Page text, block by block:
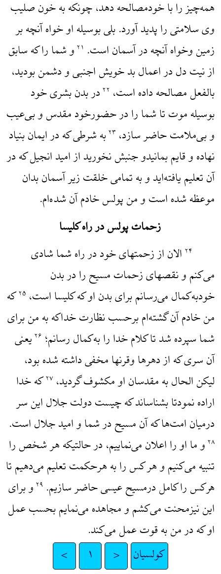
همه‌چیز را با خودمصالحه دهد، چونکه به خون صلیب
وی سلامتی را پدید آورد. بلی بوسیله او خواه آنچه بر
زمین وخواه آنچه در آسمان است. ۲۱ و شما را که سابق
از نیت دل در اعمال بد خویش اجنبی و دشمن بودید،
بالفعل مصالحه داده است، ۲۲ در بدن بشری خود
بوسیله موت تا شما را در حضورخود مقدس و بی‌عیب
و بی‌ملامت حاضر سازد، ۲۳به شرطی که در ایمان بنیاد
نهاده و قایم بمانیدو جنبش نخورید از امید انجیل که در
آن تعلیم یافته‌اید و به تمامی خلقت زیر آسمان بدان
موعظه شده است و من پولس خادم آن شده‌ام.
زحمات پولس در راه کلیسا
۲۴ الان از زحمتهای خود در راه شما شادی
می‌کنم و نقصهای زحمات مسیح را در بدن
خودبه‌کمال می‌رسانم برای بدن او که کلیسا است، ۲۵که
من خادم آن گشته‌ام برحسب نظارت خداکه به من برای
شما سپرده شد تا کلام خدا را به‌کمال رسانم؛ ۲۶ یعنی
آن سری که از دهرها وقرنها مخفی داشته شده بود،
لیکن الحال به مقدسان او مکشوف گردید، ۲۷که خدا
اراده نمودتا بشناساند که چیست دولت جلال این سر
درمیان امت‌ها که آن مسیح در شما و امید جلال است.
۲۸ و ما او را اعلان می‌نماییم، در حالتیکه هر شخص را
تنبیه می‌کنیم و هر کس را به هرحکمت تعلیم می‌دهیم تا
هرکس را کامل درمسیح عیسی حاضر سازیم. ۲۹ و برای
این نیزمحنت می‌کشم و مجاهده می‌نمایم بحسب عمل
او که در من به قوت عمل می‌کند.
کولسیان < ۱ >